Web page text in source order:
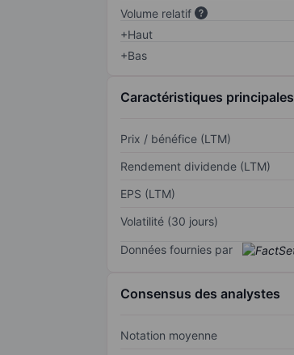
Volume relatif
+Haut
+Bas
Caractéristiques principales
Prix / bénéfice (LTM)
Rendement dividende (LTM)
EPS (LTM)
Volatilité (30 jours)
Données fournies par
Consensus des analystes
Notation moyenne